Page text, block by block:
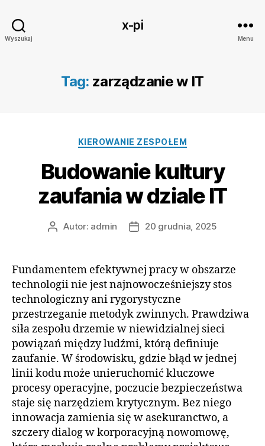
Wyszukaj
x-pi
Menu
Tag: zarządzanie w IT
Kategorie
KIEROWANIE ZESPOŁEM
Budowanie kultury
zaufania w dziale IT
AutorAutor: admin
Data20 grudnia, 2025
Fundamentem efektywnej pracy w obszarze
technologii nie jest najnowocześniejszy stos
technologiczny ani rygorystyczne
przestrzeganie metodyk zwinnych. Prawdziwa
siła zespołu drzemie w niewidzialnej sieci
powiązań między ludźmi, którą definiuje
zaufanie. W środowisku, gdzie błąd w jednej
linii kodu może unieruchomić kluczowe
procesy operacyjne, poczucie bezpieczeństwa
staje się narzędziem krytycznym. Bez niego
innowacja zamienia się w asekuranctwo, a
szczery dialog w korporacyjną nowomowę,